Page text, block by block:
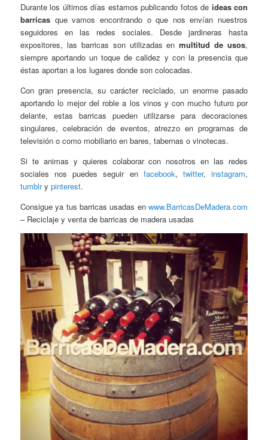
Durante los últimos días estamos publicando fotos de ideas con
barricas que vamos encontrando o que nos envían nuestros
seguidores en las redes sociales. Desde jardineras hasta
expositores, las barricas son utilizadas enmultitud de usos,
siempre aportando un toque de calidez y con la presencia que
éstas aportan a los lugares donde son colocadas.
Con gran presencia, su carácter reciclado, un enorme pasado
aportando lo mejor del roble a los vinos y con mucho futuro por
delante, estas barricas pueden utilizarse para decoraciones
singulares, celebración de eventos, atrezzo en programas de
televisión o como mobiliario en bares, tabernas o vinotecas.
Si te animas y quieres colaborar con nosotros en las redes
sociales nos puedes seguir en facebook, twitter, instagram,
tumblrypinterest.
Consigue ya tus barricas usadas en www.BarricasDeMadera.com
– Reciclaje y venta de barricas de madera usadas